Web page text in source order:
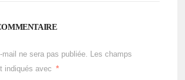
mail ne sera pas publiée. Les champs
indiqués avec
*